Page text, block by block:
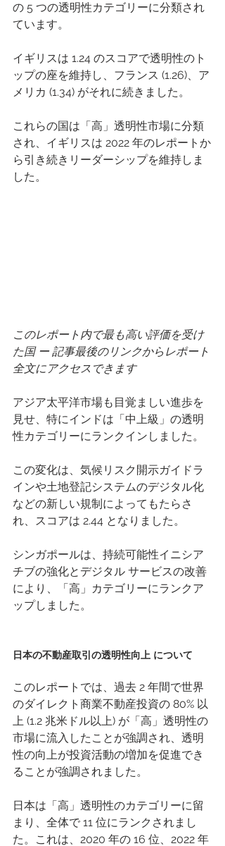
の 5 つの透明性カテゴリーに分類され
ています。
イギリスは 1.24 のスコアで透明性のト
ップの座を維持し、フランス (1.26)、ア
メリカ (1.34) がそれに続きました。
これらの国は「高」透明性市場に分類
され、イギリスは 2022 年のレポートか
ら引き続きリーダーシップを維持しま
した。
このレポート内で最も高い評価を受け
た国 ー 記事最後のリンクからレポート
全文にアクセスできます
アジア太平洋市場も目覚ましい進歩を
見せ、特にインドは「中上級」の透明
性カテゴリーにランクインしました。
この変化は、気候リスク開示ガイドラ
インや土地登記システムのデジタル化
などの新しい規制によってもたらさ
れ、スコアは 2.44 となりました。
シンガポールは、持続可能性イニシア
チブの強化とデジタル サービスの改善
により、「高」カテゴリーにランクア
ップしました。
日本の不動産取引の透明性向上 について
このレポートでは、過去 2 年間で世界
のダイレクト商業不動産投資の 80% 以
上 (1.2 兆米ドル以上) が「高」透明性の
市場に流入したことが強調され、透明
性の向上が投資活動の増加を促進でき
ることが強調されました。
日本は「高」透明性のカテゴリーに留
まり、全体で 11 位にランクされまし
た。これは、2020 年の 16 位、2022 年